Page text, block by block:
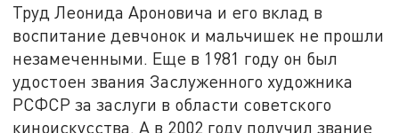
Труд Леонида Ароновича и его вклад в
воспитание девчонок и мальчишек не прошли
незамеченными. Еще в 1981 году он был
удостоен звания Заслуженного художника
РСФСР за заслуги в области советского
киноискусства. А в 2002 году получил звание